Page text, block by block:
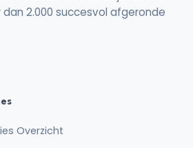
2.000 succesvol afgeronde
Overzicht